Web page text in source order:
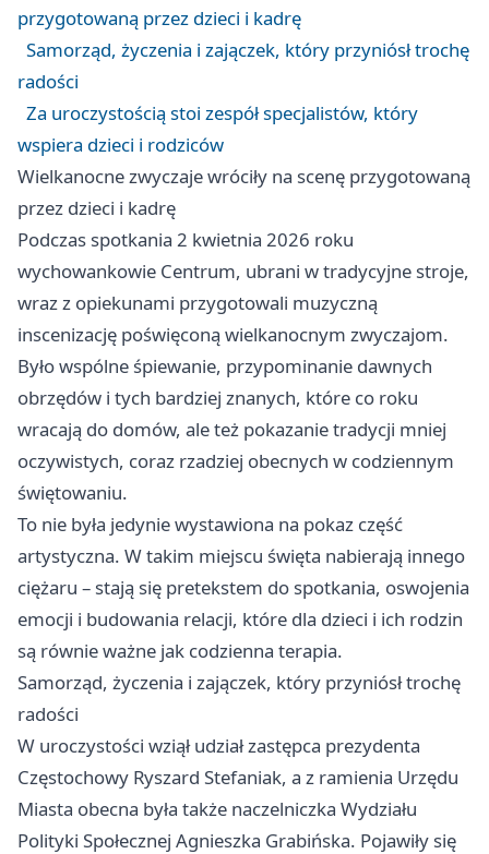
przygotowaną przez dzieci i kadrę
Samorząd, życzenia i zajączek, który przyniósł trochę
radości
Za uroczystością stoi zespół specjalistów, który
wspiera dzieci i rodziców
Wielkanocne zwyczaje wróciły na scenę przygotowaną
przez dzieci i kadrę
Podczas spotkania 2 kwietnia 2026 roku
wychowankowie Centrum, ubrani w tradycyjne stroje,
wraz z opiekunami przygotowali muzyczną
inscenizację poświęconą wielkanocnym zwyczajom.
Było wspólne śpiewanie, przypominanie dawnych
obrzędów i tych bardziej znanych, które co roku
wracają do domów, ale też pokazanie tradycji mniej
oczywistych, coraz rzadziej obecnych w codziennym
świętowaniu.
To nie była jedynie wystawiona na pokaz część
artystyczna. W takim miejscu święta nabierają innego
ciężaru – stają się pretekstem do spotkania, oswojenia
emocji i budowania relacji, które dla dzieci i ich rodzin
są równie ważne jak codzienna terapia.
Samorząd, życzenia i zajączek, który przyniósł trochę
radości
W uroczystości wziął udział zastępca prezydenta
Częstochowy Ryszard Stefaniak, a z ramienia Urzędu
Miasta obecna była także naczelniczka Wydziału
Polityki Społecznej Agnieszka Grabińska. Pojawiły się